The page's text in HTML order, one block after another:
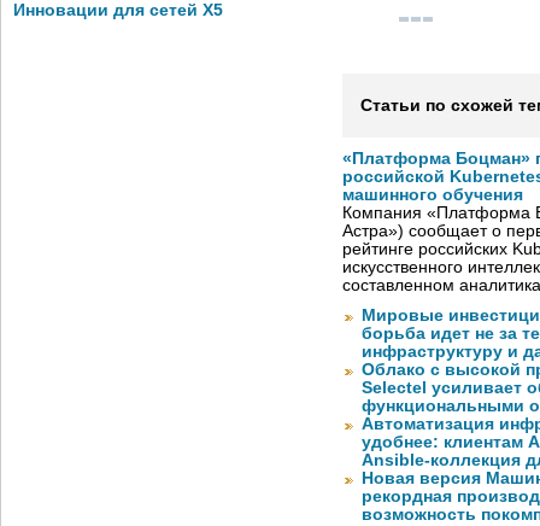
Инновации для сетей X5
Статьи по схожей
«Платформа Боцман»
российской
машинного обучения
Компания «Платформа
Астра») сообщает о
рейтинге российских
искусственного
составленном
Мировые
борьба идет не за
инфраструктуру и
Облако с высокой
Selectel усиливает
функциональными
Автоматизация
удобнее: клиентам
Ansible-коллекция
Новая версия
рекордная
возможность